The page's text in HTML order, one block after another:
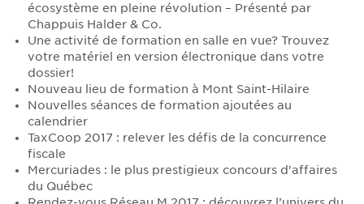
écosystème en pleine révolution – Présenté par
Chappuis Halder & Co.
Une activité de formation en salle en vue? Trouvez
votre matériel en version électronique dans votre
dossier!
Nouveau lieu de formation à Mont Saint-Hilaire
Nouvelles séances de formation ajoutées au
calendrier
TaxCoop 2017 : relever les défis de la concurrence
fiscale
Mercuriades : le plus prestigieux concours d'affaires
du Québec